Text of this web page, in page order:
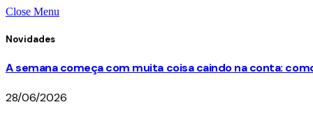
Close Menu
Novidades
A semana começa com muita coisa caindo na conta:
28/06/2026